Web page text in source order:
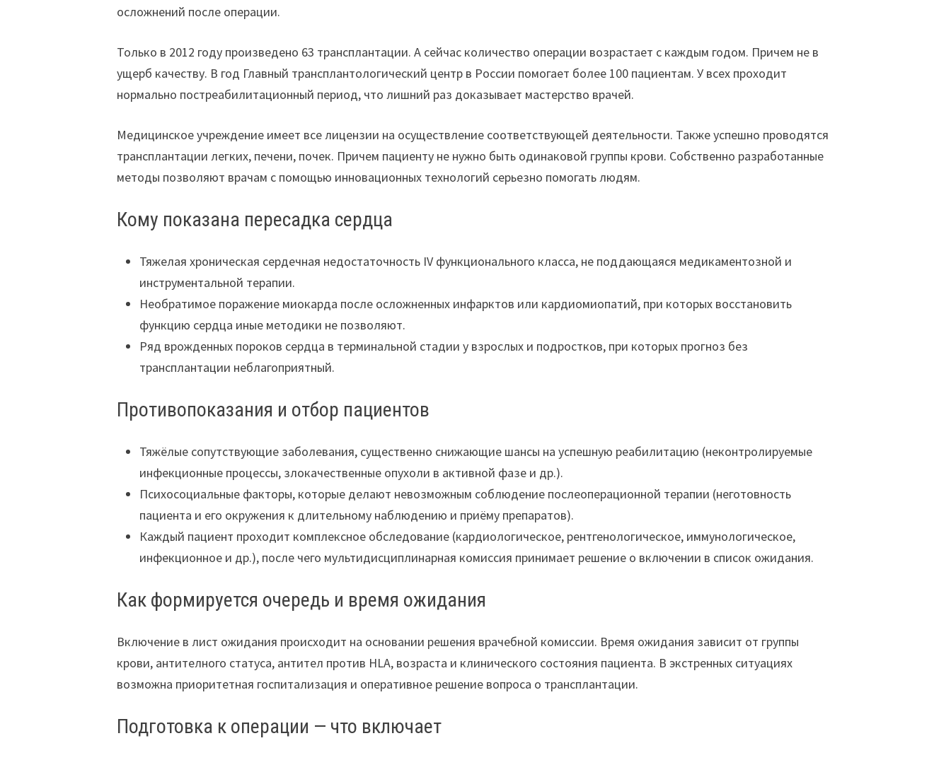
осложнений после операции.
Только в 2012 году произведено 63 трансплантации. А сейчас количество операции возрастает с каждым годом. Причем не в
ущерб качеству. В год Главный трансплантологический центр в России помогает более 100 пациентам. У всех проходит
нормально постреабилитационный период, что лишний раз доказывает мастерство врачей.
Медицинское учреждение имеет все лицензии на осуществление соответствующей деятельности. Также успешно проводятся
трансплантации легких, печени, почек. Причем пациенту не нужно быть одинаковой группы крови. Собственно разработанные
методы позволяют врачам с помощью инновационных технологий серьезно помогать людям.
Кому показана пересадка сердца
Тяжелая хроническая сердечная недостаточность IV функционального класса, не поддающаяся медикаментозной и
инструментальной терапии.
Необратимое поражение миокарда после осложненных инфарктов или кардиомиопатий, при которых восстановить
функцию сердца иные методики не позволяют.
Ряд врожденных пороков сердца в терминальной стадии у взрослых и подростков, при которых прогноз без
трансплантации неблагоприятный.
Противопоказания и отбор пациентов
Тяжёлые сопутствующие заболевания, существенно снижающие шансы на успешную реабилитацию (неконтролируемые
инфекционные процессы, злокачественные опухоли в активной фазе и др.).
Психосоциальные факторы, которые делают невозможным соблюдение послеоперационной терапии (неготовность
пациента и его окружения к длительному наблюдению и приёму препаратов).
Каждый пациент проходит комплексное обследование (кардиологическое, рентгенологическое, иммунологическое,
инфекционное и др.), после чего мультидисциплинарная комиссия принимает решение о включении в список ожидания.
Как формируется очередь и время ожидания
Включение в лист ожидания происходит на основании решения врачебной комиссии. Время ожидания зависит от группы
крови, антителного статуса, антител против HLA, возраста и клинического состояния пациента. В экстренных ситуациях
возможна приоритетная госпитализация и оперативное решение вопроса о трансплантации.
Подготовка к операции — что включает